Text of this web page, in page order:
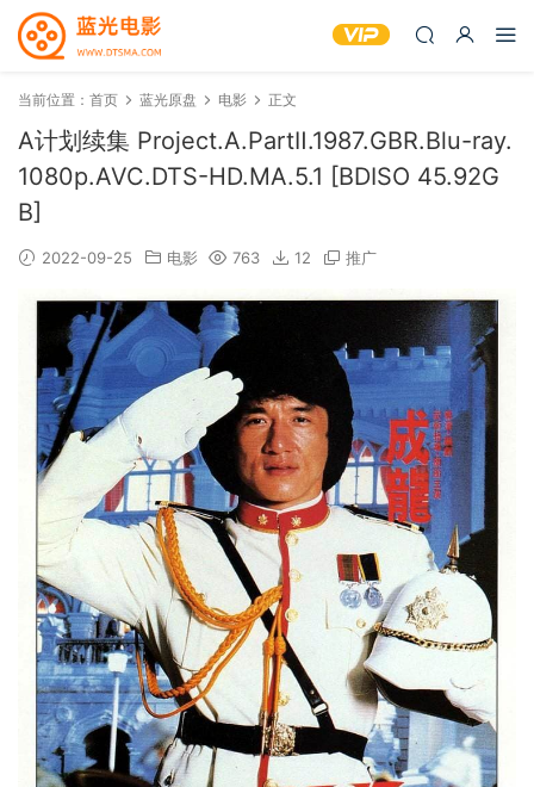
当前位置： 首页 蓝光原盘 电影 正文
A计划续集 Project.A.PartⅡ.1987.GBR.Blu-ray.
1080p.AVC.DTS-HD.MA.5.1 [BDISO 45.92G
B]
2022-09-25 电影 763 12 推广